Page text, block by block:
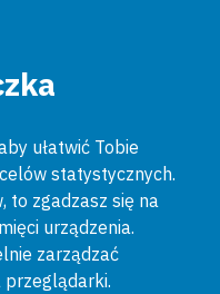
ułatwić Tobie
statystycznych.
to zgadzasz się na
urządzenia.
zarządzać
przeglądarki.